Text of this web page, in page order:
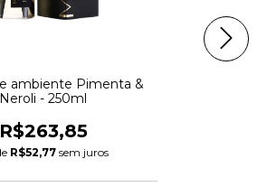
ambiente Pimenta &
Neroli - 250ml
R$263,85
R$52,77 sem juros